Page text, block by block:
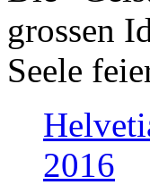
grossen
Seele
2016